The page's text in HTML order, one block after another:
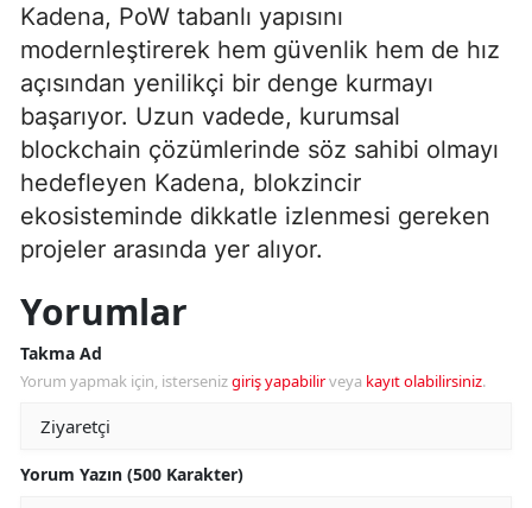
Kadena, PoW tabanlı yapısını
modernleştirerek hem güvenlik hem de hız
açısından yenilikçi bir denge kurmayı
başarıyor. Uzun vadede, kurumsal
blockchain çözümlerinde söz sahibi olmayı
hedefleyen Kadena, blokzincir
ekosisteminde dikkatle izlenmesi gereken
projeler arasında yer alıyor.
Yorumlar
Takma Ad
Yorum yapmak için, istersenizgiriş yapabilirveya kayıt olabilirsiniz.
Yorum Yazın (500 Karakter)